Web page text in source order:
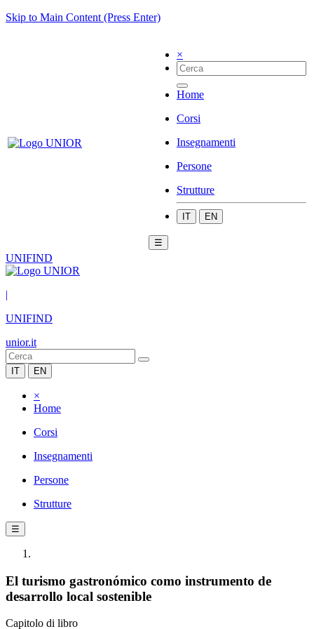
Skip to Main Content (Press Enter)
×
Home
Corsi
Insegnamenti
Persone
Strutture
IT EN
☰
UNIFIND
|
UNIFIND
unior.it
IT EN
×
Home
Corsi
Insegnamenti
Persone
Strutture
☰
El turismo gastronómico como instrumento de
desarrollo local sostenible
Capitolo di libro